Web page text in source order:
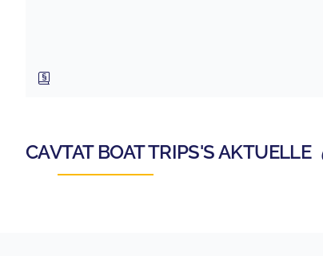
CAVTAT BOAT TRIPS'S AKTUELLE